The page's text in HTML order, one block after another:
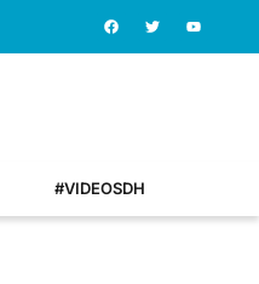
#VIDEOSDH